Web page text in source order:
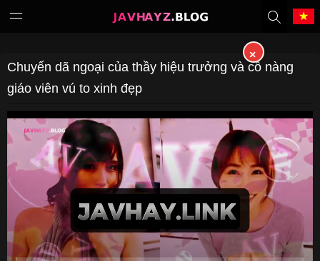
Tiếng Việt 中文（繁體）
日本語 한국어
Melayu ภาษาไทย
Deutsch Français
×
Chuyến dã ngoại của thầy hiệu trưởng và cô nàng
giáo viên vú to xinh đẹp